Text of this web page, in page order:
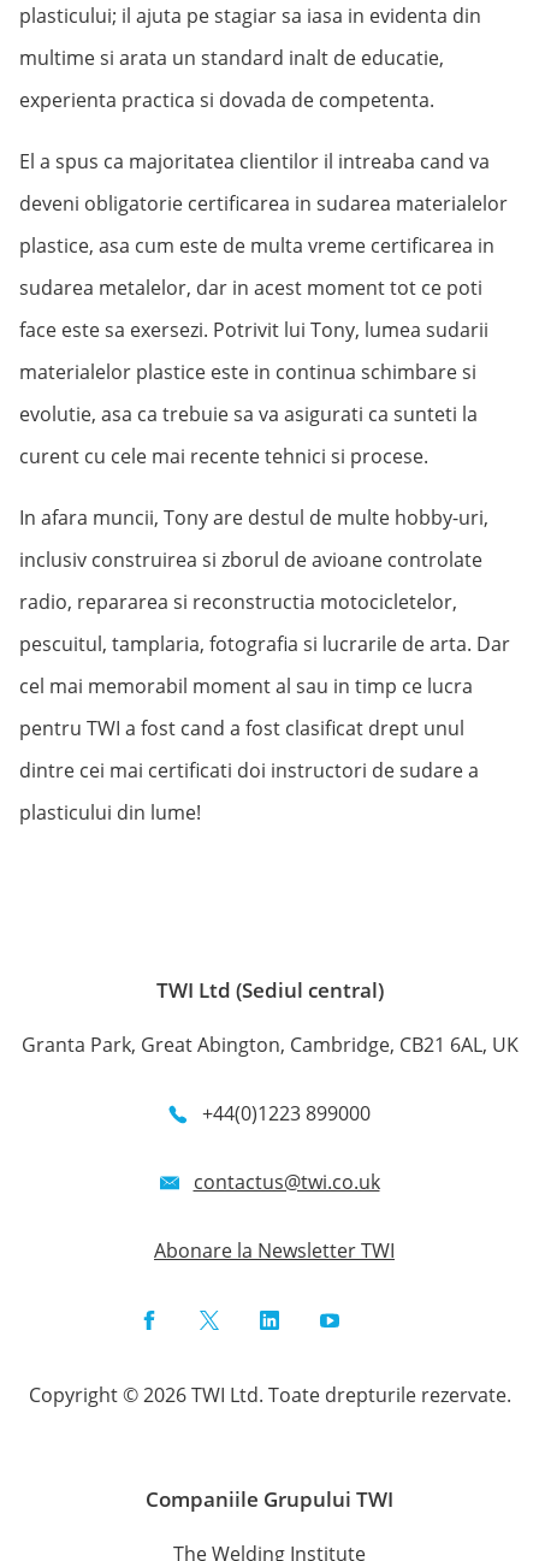
plasticului; il ajuta pe stagiar sa iasa in evidenta din
multime si arata un standard inalt de educatie,
experienta practica si dovada de competenta.
El a spus ca majoritatea clientilor il intreaba cand va
deveni obligatorie certificarea in sudarea materialelor
plastice, asa cum este de multa vreme certificarea in
sudarea metalelor, dar in acest moment tot ce poti
face este sa exersezi. Potrivit lui Tony, lumea sudarii
materialelor plastice este in continua schimbare si
evolutie, asa ca trebuie sa va asigurati ca sunteti la
curent cu cele mai recente tehnici si procese.
In afara muncii, Tony are destul de multe hobby-uri,
inclusiv construirea si zborul de avioane controlate
radio, repararea si reconstructia motocicletelor,
pescuitul, tamplaria, fotografia si lucrarile de arta. Dar
cel mai memorabil moment al sau in timp ce lucra
pentru TWI a fost cand a fost clasificat drept unul
dintre cei mai certificati doi instructori de sudare a
plasticului din lume!
TWI Ltd (Sediul central)
Granta Park, Great Abington, Cambridge, CB21 6AL, UK
+44(0)1223 899000
contactus@twi.co.uk
Abonare la Newsletter TWI
FacebookTwitterLinkedInYouTube
Copyright © 2026 TWI Ltd. Toate drepturile rezervate.
Companiile Grupului TWI
The Welding Institute